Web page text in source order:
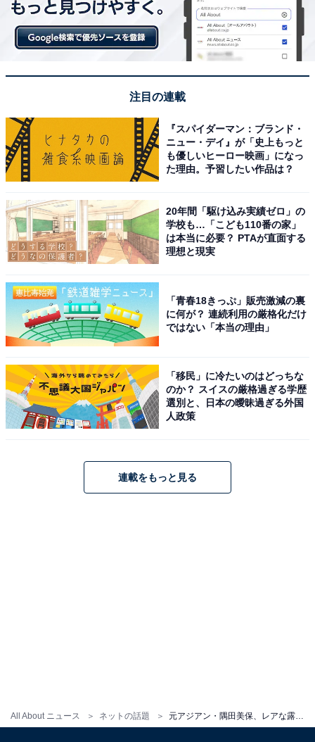
All About ニュース ネットの話題
注目の連載
『スパイダーマン：ブランド・
ニュー・デイ』が「史上もっと
も優しいヒーロー映画」になっ
た理由。予習したい作品は？
20年間「駆け込み実績ゼロ」の
学校も…「こども110番の家」
は本当に必要？ PTAが直面する
理想と現実
「青春18きっぷ」販売激減の裏
に何が？ 連続利用の厳格化だけ
ではない「本当の理由」
「移民」に冷たいのはどっちな
のか？ スイスの厳格過ぎる学歴
選別と、日本の曖昧過ぎる外国
人政策
連載をもっと見る